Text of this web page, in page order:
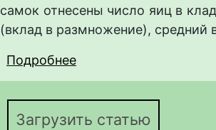
самок отнесены число яиц в
(вклад в размножение), средний
Подробнее
внутренних и
Загрузить статью